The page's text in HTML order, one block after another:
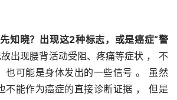
知晓？出现这2种标志，或是癌症“警
出现腰背活动受阻、疼痛等症状 ， 不
也可能是身体发出的一些信号 。 虽然
不能作为癌症的直接诊断证据 ， 但是